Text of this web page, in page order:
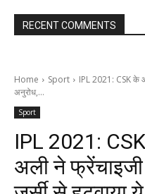
RECENT COMMENTS